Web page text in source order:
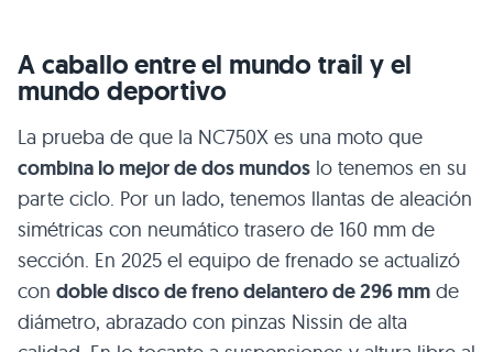
A caballo entre el mundo trail y el
mundo deportivo
La prueba de que la NC750X es una moto que
combina lo mejor de dos mundos lo tenemos en su
parte ciclo. Por un lado, tenemos llantas de aleación
simétricas con neumático trasero de 160 mm de
sección. En 2025 el equipo de frenado se actualizó
con doble disco de freno delantero de 296 mm de
diámetro, abrazado con pinzas Nissin de alta